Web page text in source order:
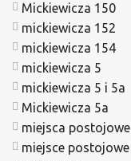
Mickiewicza 150
mickiewicza 152
mickiewicza 154
mickiewicza 5
mickiewicza 5 i 5a
Mickiewicza 5a
miejsca postojowe
miejsce postojowe